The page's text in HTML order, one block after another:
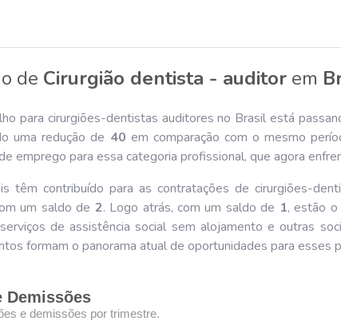
de Cirurgião dentista - auditor em
para cirurgiões-dentistas auditores no Brasil está
uma redução de 40 em comparação com o mesmo
emprego para essa categoria profissional, que agora
têm contribuído para as contratações de cirurgiões-
um saldo de 2. Logo atrás, com um saldo de 1, estão
de assistência social sem alojamento e outras
formam o panorama atual de oportunidades para esses
Demissões
e demissões por trimestre.